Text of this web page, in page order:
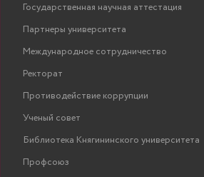
Государственная научная аттестация
Партнеры университета
Международное сотрудничество
Ректорат
Противодействие коррупции
Ученый совет
Библиотека Княгининского университета
Профсоюз